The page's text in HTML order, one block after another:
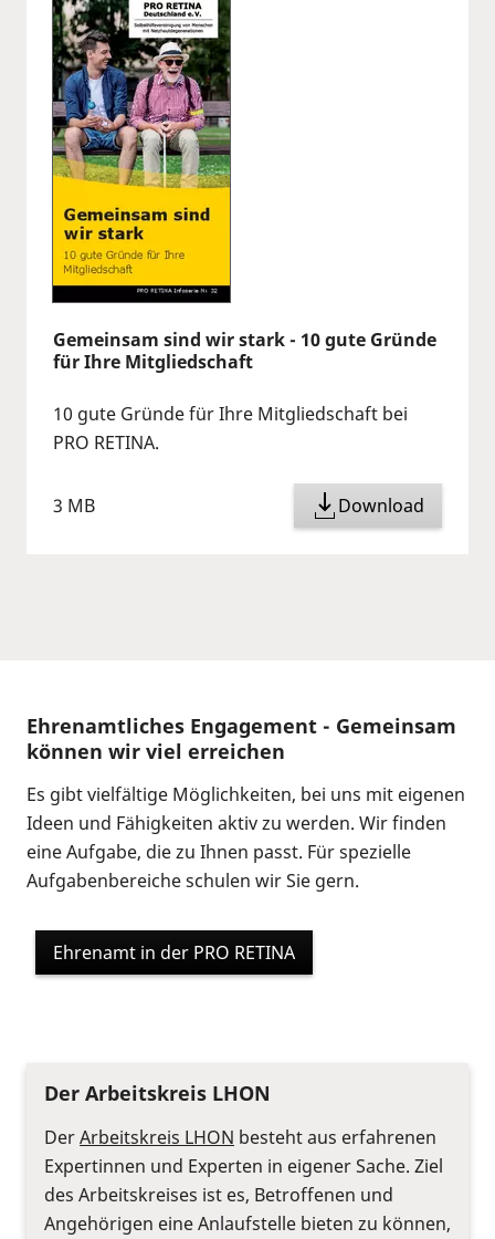
Gemeinsam sind wir stark - 10 gute Gründe
für Ihre Mitgliedschaft
10 gute Gründe für Ihre Mitgliedschaft bei
PRO RETINA.
3 MB Download
Ehrenamtliches Engagement - Gemeinsam
können wir viel erreichen
Es gibt vielfältige Möglichkeiten, bei uns mit eigenen
Ideen und Fähigkeiten aktiv zu werden. Wir finden
eine Aufgabe, die zu Ihnen passt. Für spezielle
Aufgabenbereiche schulen wir Sie gern.
Ehrenamt in der PRO RETINA
Der Arbeitskreis LHON
DerArbeitskreis LHON besteht aus erfahrenen
Expertinnen und Experten in eigener Sache. Ziel
des Arbeitskreises ist es, Betroffenen und
Angehörigen eine Anlaufstelle bieten zu können,